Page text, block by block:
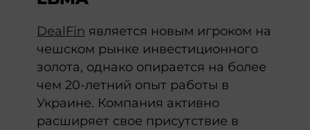
DealFin является новым игроком на
чешском рынке инвестиционного
золота, однако опирается на более
чем 20-летний опыт работы в
Украине. Компания активно
расширяет свое присутствие в